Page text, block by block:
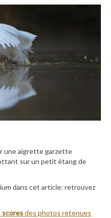
une aigrette garzette
sur un petit étang de
dans cet article: retrouvez
scoresdes photos retenues